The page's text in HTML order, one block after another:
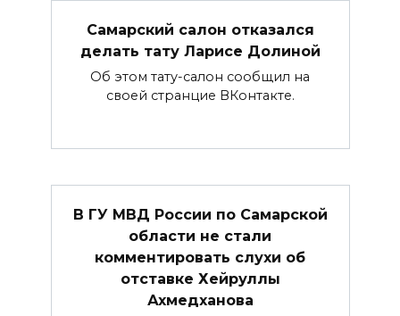
Самарский салон отказался
делать тату Ларисе Долиной
Об этом тату-салон сообщил на
своей странцие ВКонтакте.
В ГУ МВД России по Самарской
области не стали
комментировать слухи об
отставке Хейруллы
Ахмедханова